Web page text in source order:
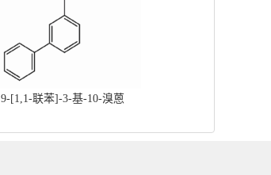
9-[1,1-联苯]-3-基-10-溴蒽